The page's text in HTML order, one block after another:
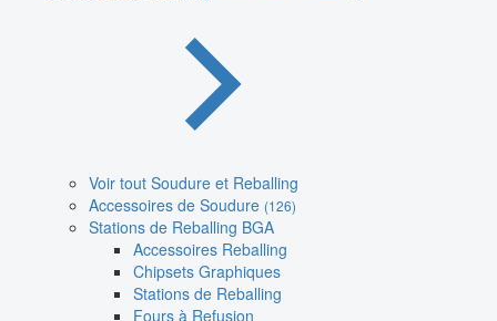
Voir tout Soudure et Reballing
Accessoires de Soudure (126)
Stations de Reballing BGA
Accessoires Reballing
Chipsets Graphiques
Stations de Reballing
Fours à Refusion